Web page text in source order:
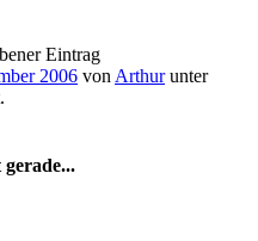
2006 von Arthurunter